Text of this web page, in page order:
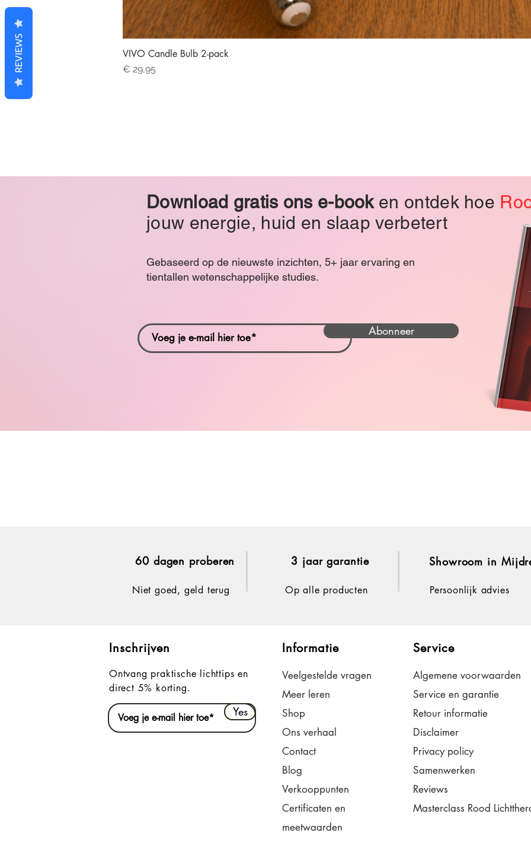
VIVO Candle Bulb 2-pack
Prijs
€ 29,95
Download gratis ons e-book en ontdek hoe
jouw energie, huid en slaap verbetert
Gebaseerd op de nieuwste inzichten, 5+ jaar ervaring en
tientallen wetenschappelijke studies.
Abonneer
60 dagen proberen
Niet goed, geld terug
3 jaar garantie
Op alle producten
Showroom in
Persoonlijk advies
Inschrijven Informatie
Yes
Ontvang praktische lichttips en
direct 5% korting.
Veelgestelde vragen
Meer leren
Shop
Ons verhaal
Contact
Blog
Verkooppunten
Certificaten en
meetwaarden
Service
Algemene voorwaarden
Service en garantie
Retour informatie
Disclaimer
Privacy policy
Samenwerken
Reviews
Masterclass Rood
REVIEWS